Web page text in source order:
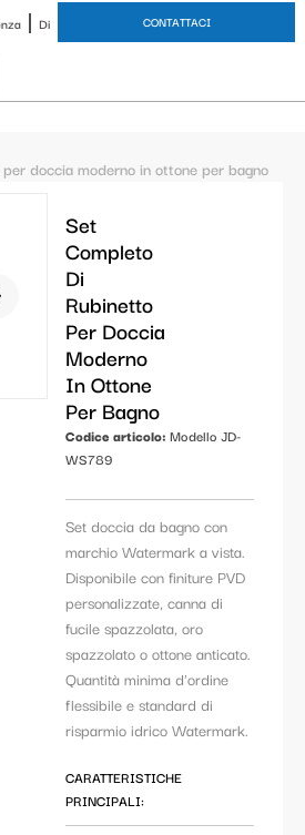
Di CONTATTACI
doccia moderno in ottone per bagno
Set
Completo
Di
Rubinetto
Per Doccia
Moderno
In Ottone
Per Bagno
Codice articolo: Modello JD-
WS789
Set doccia da bagno con
marchio Watermark a vista.
Disponibile con finiture PVD
personalizzate, canna di
fucile spazzolata, oro
spazzolato o ottone anticato.
Quantità minima d'ordine
flessibile e standard di
risparmio idrico Watermark.
CARATTERISTICHE
PRINCIPALI: